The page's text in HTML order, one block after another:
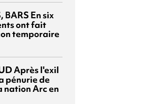
BARS En six
ont fait
temporaire
Après l'exil
pénurie de
Arc en